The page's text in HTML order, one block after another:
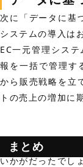
次に「データに基
システムの導入は
EC一元管理シス
報を一括で管理す
から販売戦略を立
トの売上の増加に
まとめ
いかがだったでし